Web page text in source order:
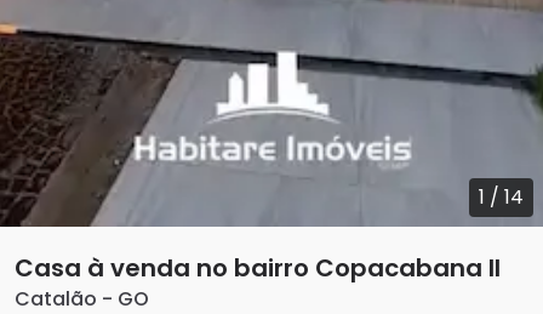
1 / 14
Casa à venda no bairro Copacabana II
Catalão - GO